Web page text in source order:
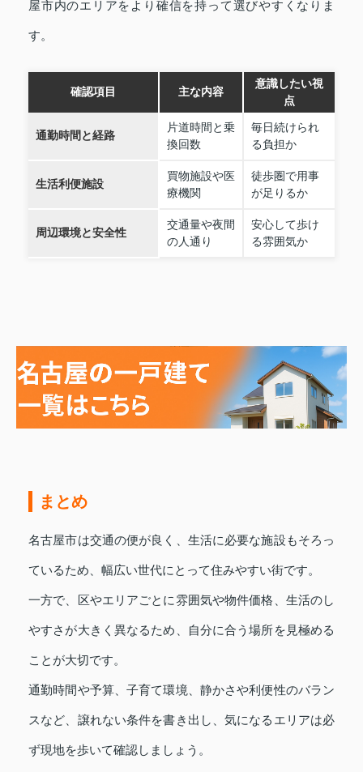
屋市内のエリアをより確信を持って選びやすくなりま
す。
確認項目 主な内容
意識したい視
点
通勤時間と経路
片道時間と乗
換回数
毎日続けられ
る負担か
生活利便施設
買物施設や医
療機関
徒歩圏で用事
が足りるか
周辺環境と安全性
交通量や夜間
の人通り
安心して歩け
る雰囲気か
まとめ
名古屋市は交通の便が良く、生活に必要な施設もそろっ
ているため、幅広い世代にとって住みやすい街です。
一方で、区やエリアごとに雰囲気や物件価格、生活のし
やすさが大きく異なるため、自分に合う場所を見極める
ことが大切です。
通勤時間や予算、子育て環境、静かさや利便性のバラン
スなど、譲れない条件を書き出し、気になるエリアは必
ず現地を歩いて確認しましょう。